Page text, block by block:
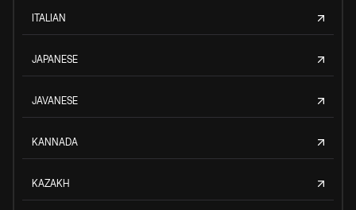
ITALIAN
JAPANESE
JAVANESE
KANNADA
KAZAKH